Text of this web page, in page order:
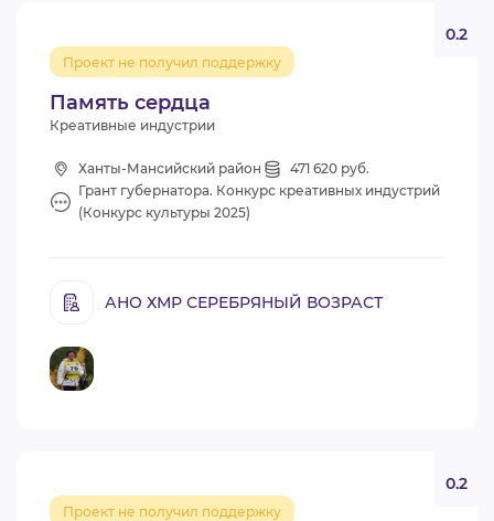
Память сердца
Проект не получил поддержку
0.2
Креативные индустрии
Ханты-Мансийский район
471 620 руб.
Грант губернатора. Конкурс креативных индустрий
(Конкурс культуры 2025)
АНО ХМР СЕРЕБРЯНЫЙ ВОЗРАСТ
Проект не получил поддержку
0.2